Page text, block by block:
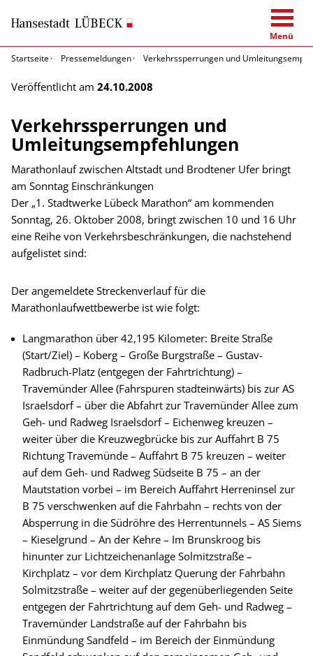
Menü
Startseite
Pressemeldungen Verkehrssperrungen und
Veröffentlicht am 24.10.2008
Verkehrssperrungen und
Umleitungsempfehlungen
Marathonlauf zwischen Altstadt und Brodtener Ufer bringt
am Sonntag Einschränkungen
Der „1. Stadtwerke Lübeck Marathon“ am kommenden
Sonntag, 26. Oktober 2008, bringt zwischen 10 und 16 Uhr
eine Reihe von Verkehrsbeschränkungen, die nachstehend
aufgelistet sind:
Der angemeldete Streckenverlauf für die
Marathonlaufwettbewerbe ist wie folgt:
Langmarathon über 42,195 Kilometer: Breite Straße
(Start/Ziel) – Koberg – Große Burgstraße – Gustav-
Radbruch-Platz (entgegen der Fahrtrichtung) –
Travemünder Allee (Fahrspuren stadteinwärts) bis zur AS
Israelsdorf – über die Abfahrt zur Travemünder Allee zum
Geh- und Radweg Israelsdorf – Eichenweg kreuzen –
weiter über die Kreuzwegbrücke bis zur Auffahrt B 75
Richtung Travemünde – Auffahrt B 75 kreuzen – weiter
auf dem Geh- und Radweg Südseite B 75 – an der
Mautstation vorbei – im Bereich Auffahrt Herreninsel zur
B 75 verschwenken auf die Fahrbahn – rechts von der
Absperrung in die Südröhre des Herrentunnels – AS Siems
– Kieselgrund – An der Kehre – Im Brunskroog bis
hinunter zur Lichtzeichenanlage Solmitzstraße –
Kirchplatz – vor dem Kirchplatz Querung der Fahrbahn
Solmitzstraße – weiter auf der gegenüberliegenden Seite
entgegen der Fahrtrichtung auf dem Geh- und Radweg –
Travemünder Landstraße auf der Fahrbahn bis
Einmündung Sandfeld – im Bereich der Einmündung